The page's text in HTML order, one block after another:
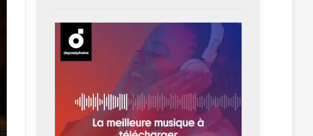
é
c
e
n
t
i
a
t
e